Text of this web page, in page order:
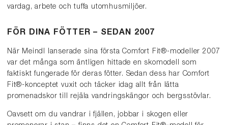
vardag, arbete och tuffa utomhusmiljöer.
FÖR DINA FÖTTER – SEDAN 2007
När Meindl lanserade sina första Comfort Fit®-modeller 2007
var det många som äntligen hittade en skomodell som
faktiskt fungerade för deras fötter. Sedan dess har Comfort
Fit®-konceptet vuxit och täcker idag allt från lätta
promenadskor till rejäla vandringskängor och bergsstövlar.
Oavsett om du vandrar i fjällen, jobbar i skogen eller